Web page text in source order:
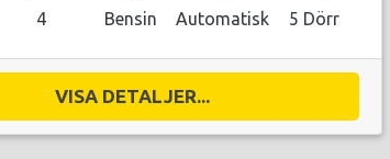
4 Bensin Automatisk 5 Dörr
VISA DETALJER...